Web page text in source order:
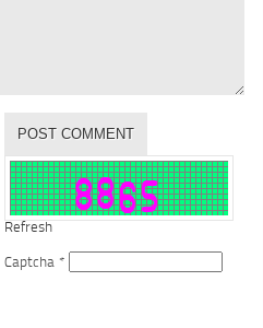
Refresh
Captcha *